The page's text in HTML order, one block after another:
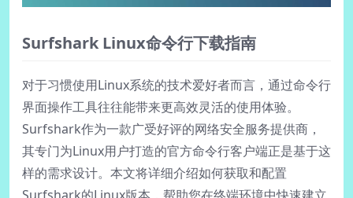
Surfshark Linux命令行下载指南
对于习惯使用Linux系统的技术爱好者而言，通过命令行
界面操作工具往往能带来更高效灵活的使用体验。
Surfshark作为一款广受好评的网络安全服务提供商，
其专门为Linux用户打造的官方命令行客户端正是基于这
样的需求设计。本文将详细介绍如何获取和配置